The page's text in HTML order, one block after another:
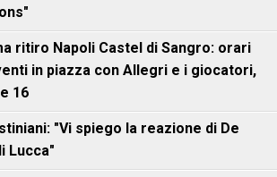
ritiro Napoli Castel di Sangro: orari
in piazza con Allegri e i giocatori,
16
"Vi spiego la reazione di De
Lucca"